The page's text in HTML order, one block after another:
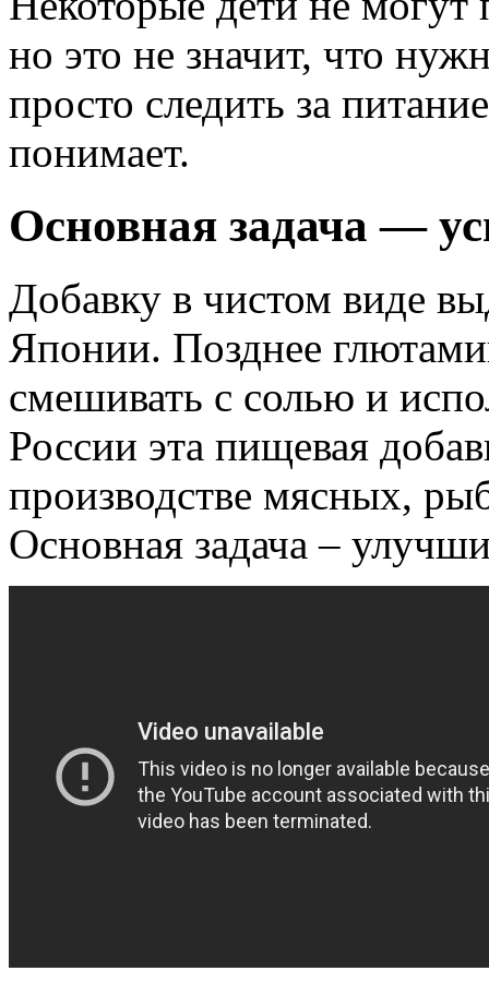
но это не значит, что
просто следить за
понимает.
Основная задача —
Добавку в чистом виде
Японии. Позднее
смешивать с солью и
России эта пищевая
производстве мясных,
Основная задача –